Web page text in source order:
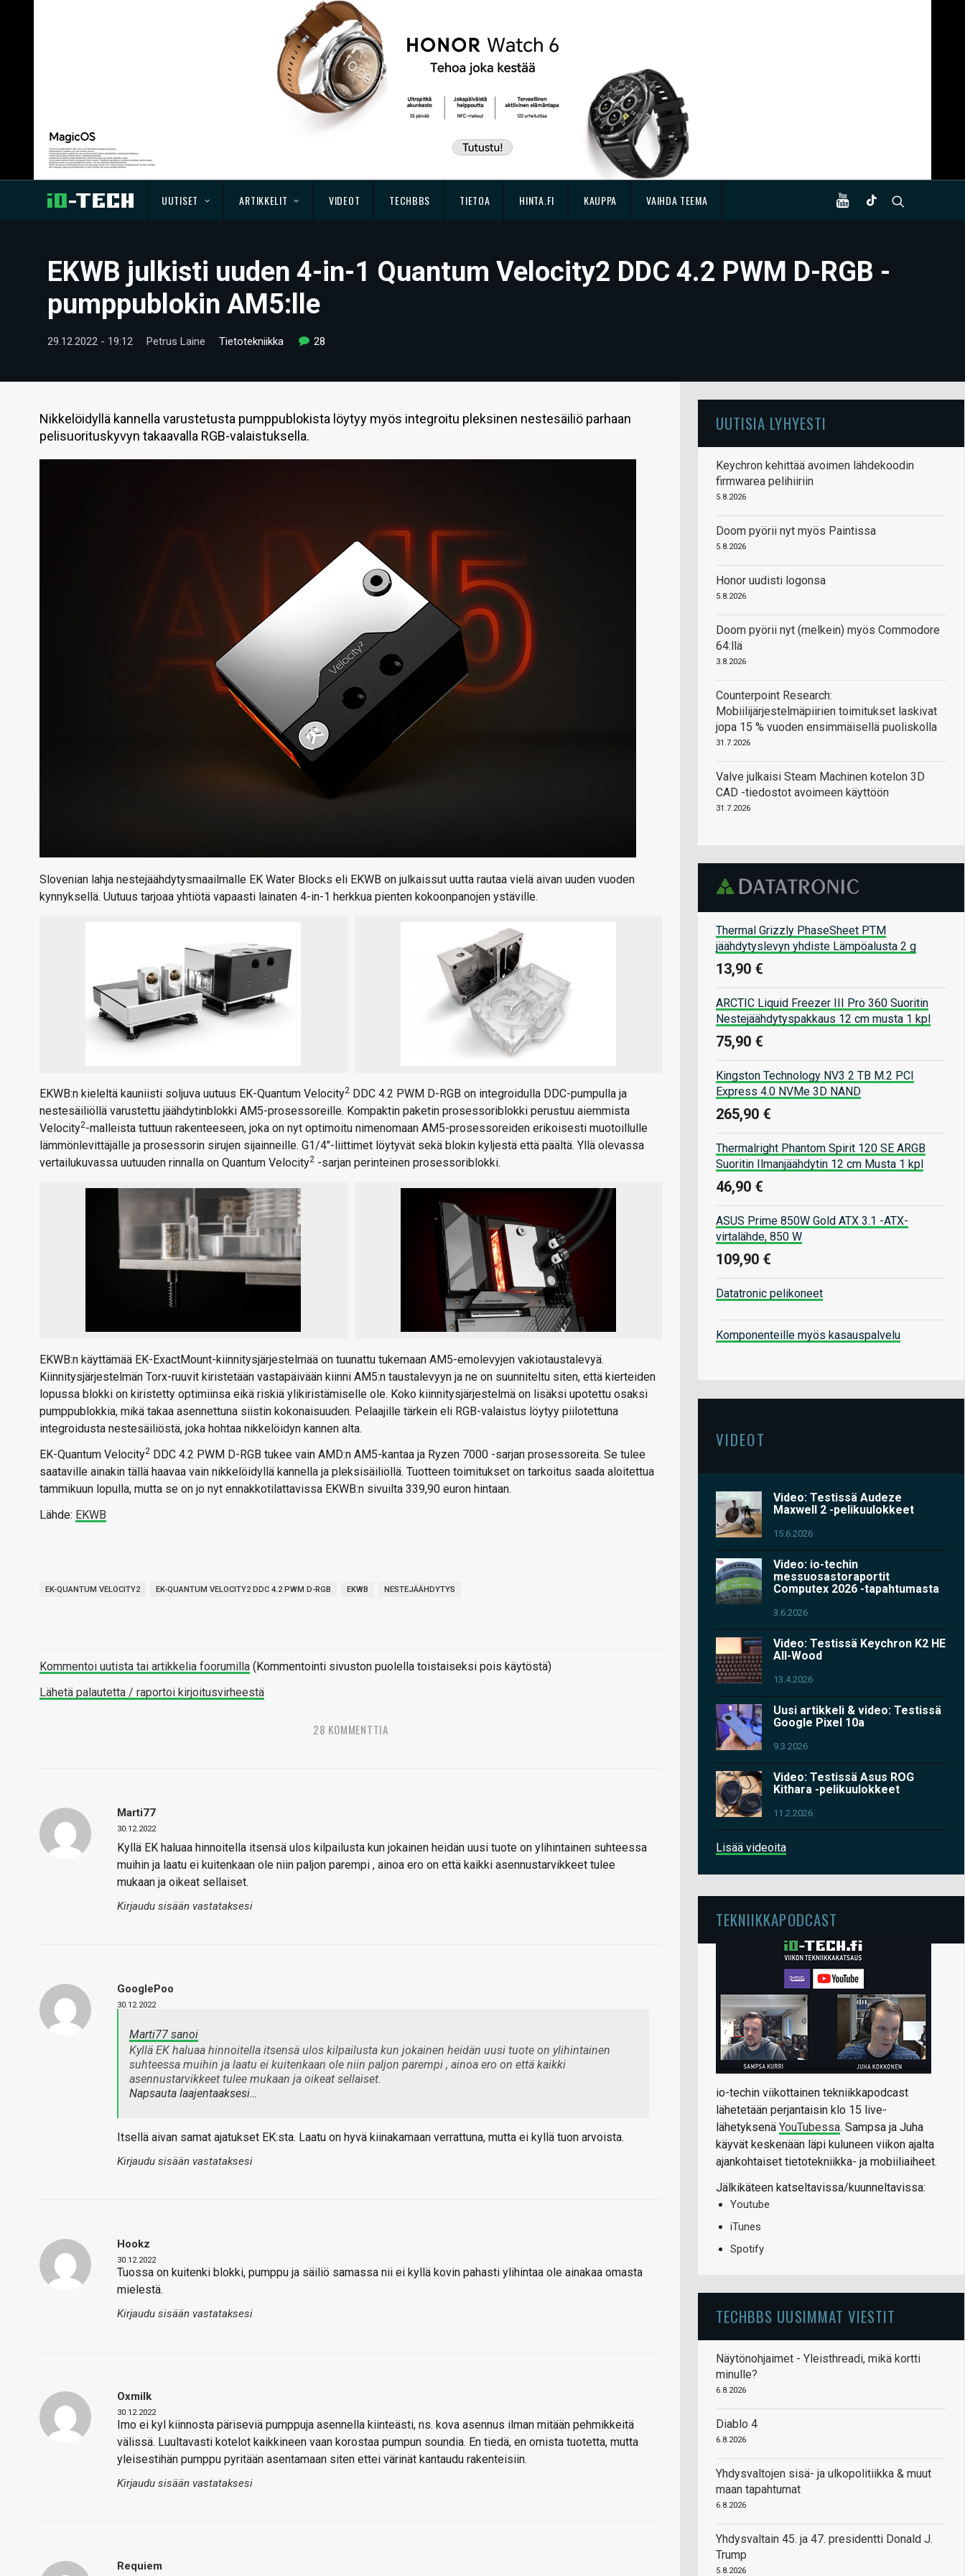
UUTISET ARTIKKELIT VIDEOT TECHBBS TIETOA HINTA.FI KAUPPA VAIHDA TEEMA
EKWB julkisti uuden 4-in-1 Quantum Velocity2 DDC 4.2 PWM D-RGB -
pumppublokin AM5:lle
29.12.2022 - 19:12 Petrus Laine Tietotekniikka 28
Nikkelöidyllä kannella varustetusta pumppublokista löytyy myös integroitu pleksinen nestesäiliö parhaan
pelisuorituskyvyn takaavalla RGB-valaistuksella.
Slovenian lahja nestejäähdytysmaailmalle EK Water Blocks eli EKWB on julkaissut uutta rautaa vielä aivan uuden vuoden
kynnyksellä. Uutuus tarjoaa yhtiötä vapaasti lainaten 4-in-1 herkkua pienten kokoonpanojen ystäville.
EKWB:n kieleltä kauniisti soljuva uutuus EK-Quantum Velocity2 DDC 4.2 PWM D-RGB on integroidulla DDC-pumpulla ja
nestesäiliöllä varustettu jäähdytinblokki AM5-prosessoreille. Kompaktin paketin prosessoriblokki perustuu aiemmista
Velocity2-malleista tuttuun rakenteeseen, joka on nyt optimoitu nimenomaan AM5-prosessoreiden erikoisesti muotoillulle
lämmönlevittäjälle ja prosessorin sirujen sijainneille. G1/4″-liittimet löytyvät sekä blokin kyljestä että päältä. Yllä olevassa
vertailukuvassa uutuuden rinnalla on Quantum Velocity2 -sarjan perinteinen prosessoriblokki.
EKWB:n käyttämää EK-ExactMount-kiinnitysjärjestelmää on tuunattu tukemaan AM5-emolevyjen vakiotaustalevyä.
Kiinnitysjärjestelmän Torx-ruuvit kiristetään vastapäivään kiinni AM5:n taustalevyyn ja ne on suunniteltu siten, että kierteiden
lopussa blokki on kiristetty optimiinsa eikä riskiä ylikiristämiselle ole. Koko kiinnitysjärjestelmä on lisäksi upotettu osaksi
pumppublokkia, mikä takaa asennettuna siistin kokonaisuuden. Pelaajille tärkein eli RGB-valaistus löytyy piilotettuna
integroidusta nestesäiliöstä, joka hohtaa nikkelöidyn kannen alta.
EK-Quantum Velocity2 DDC 4.2 PWM D-RGB tukee vain AMD:n AM5-kantaa ja Ryzen 7000 -sarjan prosessoreita. Se tulee
saataville ainakin tällä haavaa vain nikkelöidyllä kannella ja pleksisäiliöllä. Tuotteen toimitukset on tarkoitus saada aloitettua
tammikuun lopulla, mutta se on jo nyt ennakkotilattavissa EKWB:n sivuilta 339,90 euron hintaan.
Lähde: EKWB
EK-QUANTUM VELOCITY2 EK-QUANTUM VELOCITY2 DDC 4.2 PWM D-RGB EKWB NESTEJÄÄHDYTYS
Kommentoi uutista tai artikkelia foorumilla (Kommentointi sivuston puolella toistaiseksi pois käytöstä)
Lähetä palautetta / raportoi kirjoitusvirheestä
28 KOMMENTTIA
Marti77
30.12.2022
Kyllä EK haluaa hinnoitella itsensä ulos kilpailusta kun jokainen heidän uusi tuote on ylihintainen suhteessa
muihin ja laatu ei kuitenkaan ole niin paljon parempi , ainoa ero on että kaikki asennustarvikkeet tulee
mukaan ja oikeat sellaiset.
Kirjaudu sisään vastataksesi
GooglePoo
30.12.2022
Marti77 sanoi
Kyllä EK haluaa hinnoitella itsensä ulos kilpailusta kun jokainen heidän uusi tuote on ylihintainen
suhteessa muihin ja laatu ei kuitenkaan ole niin paljon parempi , ainoa ero on että kaikki
asennustarvikkeet tulee mukaan ja oikeat sellaiset.
Napsauta laajentaaksesi…
Itsellä aivan samat ajatukset EK:sta. Laatu on hyvä kiinakamaan verrattuna, mutta ei kyllä tuon arvoista.
Kirjaudu sisään vastataksesi
Hookz
30.12.2022
Tuossa on kuitenki blokki, pumppu ja säiliö samassa nii ei kyllä kovin pahasti ylihintaa ole ainakaa omasta
mielestä.
Kirjaudu sisään vastataksesi
Oxmilk
30.12.2022
Imo ei kyl kiinnosta päriseviä pumppuja asennella kiinteästi, ns. kova asennus ilman mitään pehmikkeitä
välissä. Luultavasti kotelot kaikkineen vaan korostaa pumpun soundia. En tiedä, en omista tuotetta, mutta
yleisestihän pumppu pyritään asentamaan siten ettei värinät kantaudu rakenteisiin.
Kirjaudu sisään vastataksesi
Requiem
UUTISIA LYHYESTI
Keychron kehittää avoimen lähdekoodin
firmwarea pelihiiriin
5.8.2026
Doom pyörii nyt myös Paintissa
5.8.2026
Honor uudisti logonsa
5.8.2026
Doom pyörii nyt (melkein) myös Commodore
64:llä
3.8.2026
Counterpoint Research:
Mobiilijärjestelmäpiirien toimitukset laskivat
jopa 15 % vuoden ensimmäisellä puoliskolla
31.7.2026
Valve julkaisi Steam Machinen kotelon 3D
CAD -tiedostot avoimeen käyttöön
31.7.2026
Thermal Grizzly PhaseSheet PTM
jäähdytyslevyn yhdiste Lämpöalusta 2 g
13,90 €
ARCTIC Liquid Freezer III Pro 360 Suoritin
Nestejäähdytyspakkaus 12 cm musta 1 kpl
75,90 €
Kingston Technology NV3 2 TB M.2 PCI
Express 4.0 NVMe 3D NAND
265,90 €
Thermalright Phantom Spirit 120 SE ARGB
Suoritin Ilmanjäähdytin 12 cm Musta 1 kpl
46,90 €
ASUS Prime 850W Gold ATX 3.1 -ATX-
virtalähde, 850 W
109,90 €
Datatronic pelikoneet
Komponenteille myös kasauspalvelu
VIDEOT
Video: Testissä Audeze
Maxwell 2 -pelikuulokkeet
15.6.2026
Video: io-techin
messuosastoraportit
Computex 2026 -tapahtumasta
3.6.2026
Video: Testissä Keychron K2 HE
All-Wood
13.4.2026
Uusi artikkeli & video: Testissä
Google Pixel 10a
9.3.2026
Video: Testissä Asus ROG
Kithara -pelikuulokkeet
11.2.2026
Lisää videoita
TEKNIIKKAPODCAST
io-techin viikottainen tekniikkapodcast
lähetetään perjantaisin klo 15 live-
lähetyksenä YouTubessa. Sampsa ja Juha
käyvät keskenään läpi kuluneen viikon ajalta
ajankohtaiset tietotekniikka- ja mobiiliaiheet.
Jälkikäteen katseltavissa/kuunneltavissa:
Youtube
iTunes
Spotify
TECHBBS UUSIMMAT VIESTIT
Näytönohjaimet - Yleisthreadi, mikä kortti
minulle?
6.8.2026
Diablo 4
6.8.2026
Yhdysvaltojen sisä- ja ulkopolitiikka & muut
maan tapahtumat
6.8.2026
Yhdysvaltain 45. ja 47. presidentti Donald J.
Trump
5.8.2026